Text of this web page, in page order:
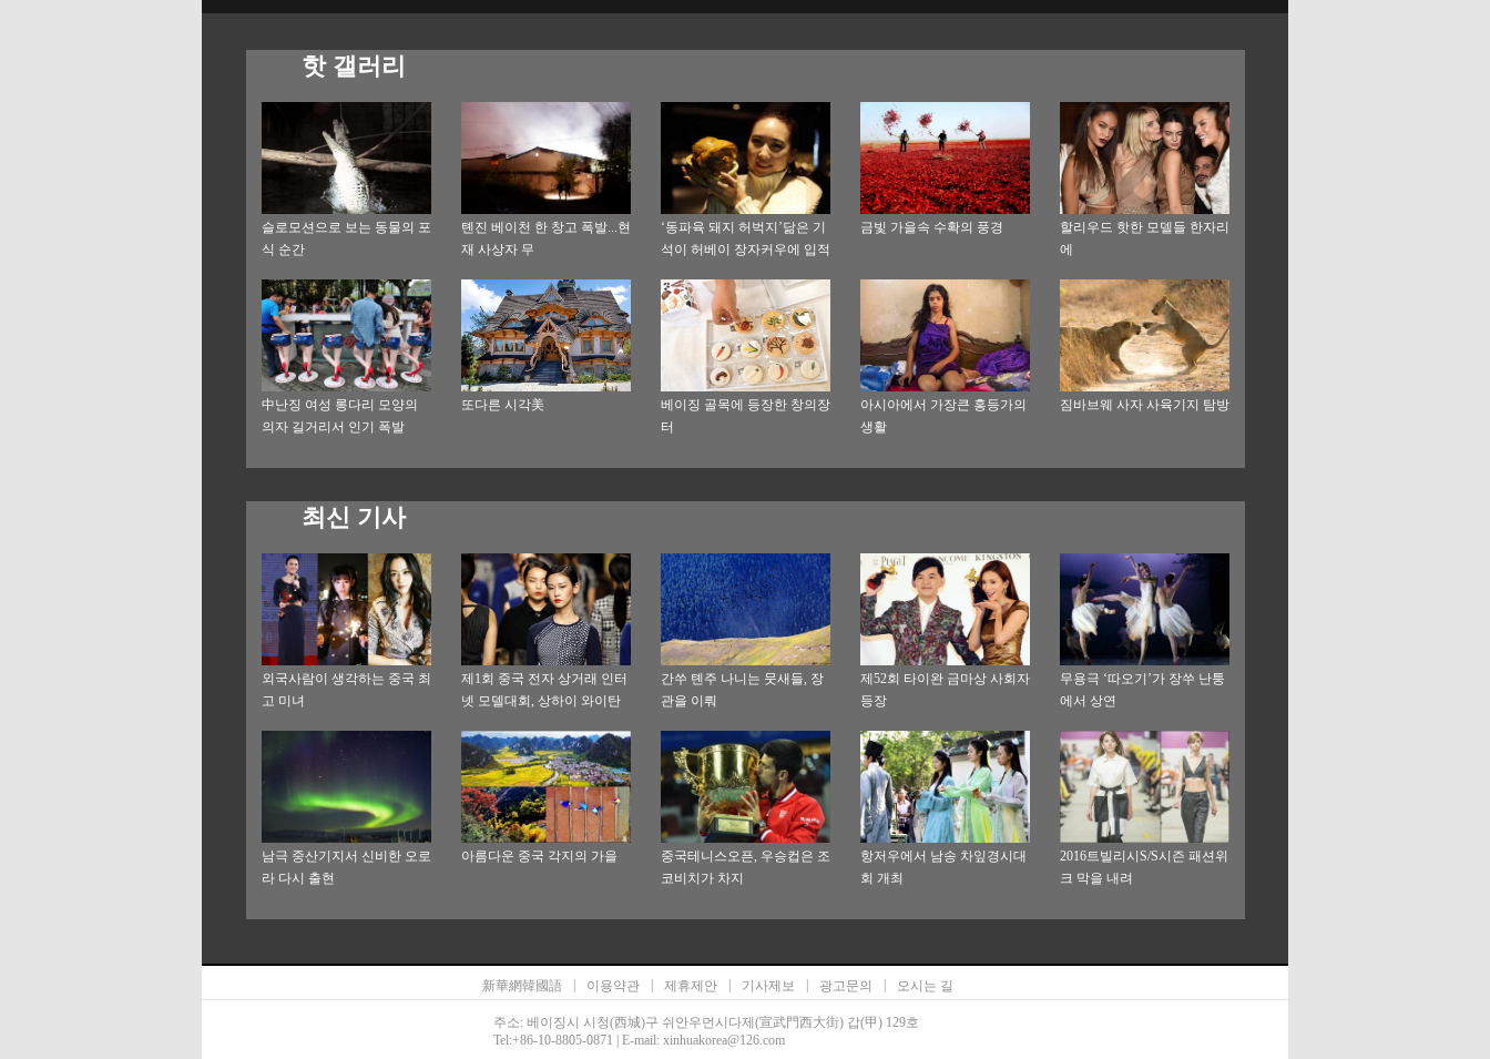
핫 갤러리
슬로모션으로 보는 동물의 포
식 순간
톈진 베이천 한 창고 폭발...현
재 사상자 무
‘동파육 돼지 허벅지’닮은 기
석이 허베이 장자커우에 입적
금빛 가을속 수확의 풍경
할리우드 핫한 모델들 한자리
에
中난징 여성 롱다리 모양의
의자 길거리서 인기 폭발
또다른 시각美
베이징 골목에 등장한 창의장
터
아시아에서 가장큰 홍등가의
생활
짐바브웨 사자 사육기지 탐방
최신 기사
외국사람이 생각하는 중국 최
고 미녀
제1회 중국 전자 상거래 인터
넷 모델대회, 상하이 와이탄
간쑤 톈주 나니는 뭇새들, 장
관을 이뤄
제52회 타이완 금마상 사회자
등장
무용극 ‘따오기’가 장쑤 난퉁
에서 상연
남극 중산기지서 신비한 오로
라 다시 출현
아름다운 중국 각지의 가을
중국테니스오픈, 우승컵은 조
코비치가 차지
항저우에서 남송 차잎경시대
회 개최
2016트빌리시S/S시즌 패션위
크 막을 내려
新華網韓國語 이용약관 제휴제안 기사제보 광고문의 오시는 길
주소: 베이징시 시청(西城)구 쉬안우먼시다제(宣武門西大街) 갑(甲) 129호
Tel:+86-10-8805-0871 | E-mail: xinhuakorea@126.com